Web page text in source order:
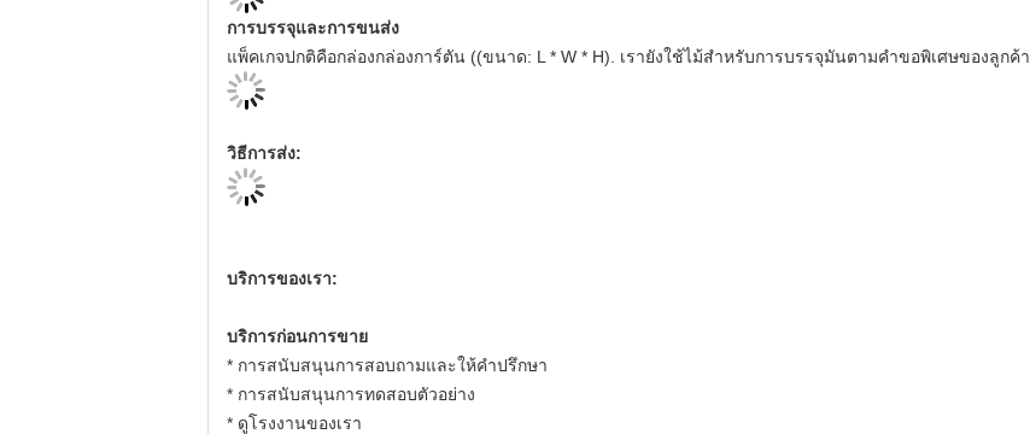
การบรรจุและการขนส่ง
แพ็คเกจปกติคือกล่องกล่องการ์ตัน ((ขนาด: L * W * H). เรายังใช้ไม้สําหรับการบรรจุมันตามคําขอพิเศษของลูกค้า.
วิธีการส่ง:
บริการของเรา:
บริการก่อนการขาย
* การสนับสนุนการสอบถามและให้คําปรึกษา
* การสนับสนุนการทดสอบตัวอย่าง
* ดูโรงงานของเรา